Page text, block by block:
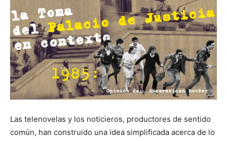
Las telenovelas y los noticieros, productores de sentido
común, han construido una idea simplificada acerca de lo